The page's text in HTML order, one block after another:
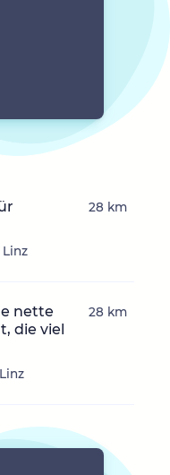
Linz
28 km
nette
die viel
28 km